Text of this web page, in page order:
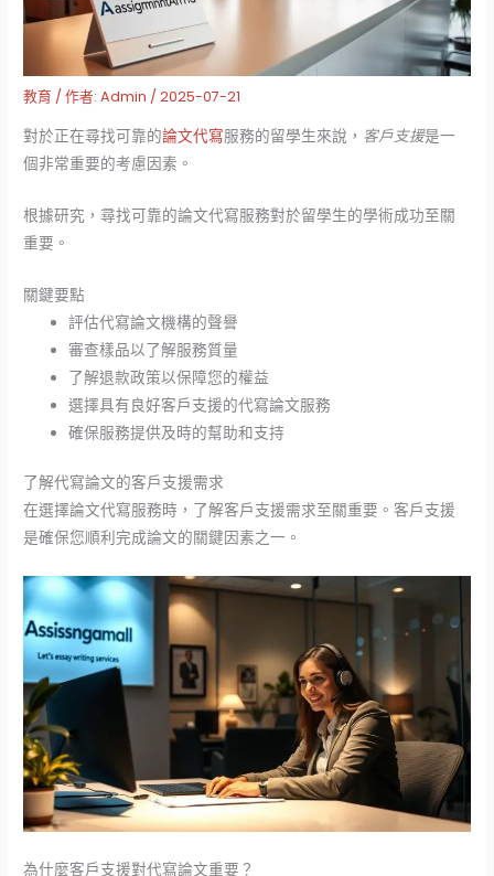
教育 / 作者:Admin /2025-07-21
對於正在尋找可靠的論文代寫服務的留學生來說， 客戶支援是一
個非常重要的考慮因素。
根據研究，尋找可靠的論文代寫服務對於留學生的學術成功至關
重要。
關鍵要點
評估代寫論文機構的聲譽
審查樣品以了解服務質量
了解退款政策以保障您的權益
選擇具有良好客戶支援的代寫論文服務
確保服務提供及時的幫助和支持
了解代寫論文的客戶支援需求
在選擇論文代寫服務時，了解客戶支援需求至關重要。客戶支援
是確保您順利完成論文的關鍵因素之一。
為什麼客戶支援對代寫論文重要？